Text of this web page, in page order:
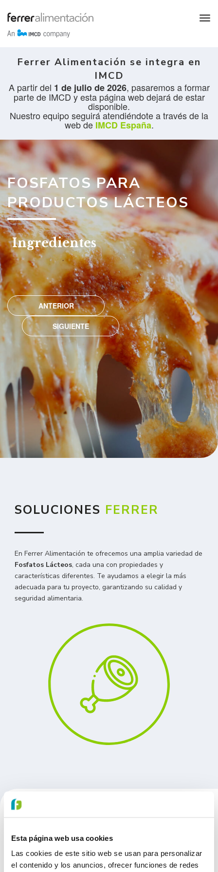
Esta página web usa cookies
Las cookies de este sitio web se usan para personalizar
el contenido y los anuncios, ofrecer funciones de redes
Ferrer Alimentación se integra en
IMCD
A partir del 1 de julio de 2026, pasaremos a formar
parte de IMCD y esta página web dejará de estar
disponible.
Nuestro equipo seguirá atendiéndote a través de la
web de IMCD España.
FOSFATOS PARA
PRODUCTOS LÁCTEOS
Ingredientes
ANTERIOR
SIGUIENTE
SOLUCIONES FERRER
En Ferrer Alimentación te ofrecemos una amplia variedad de
Fosfatos Lácteos, cada una con propiedades y
características diferentes. Te ayudamos a elegir la más
adecuada para tu proyecto, garantizando su calidad y
seguridad alimentaria.
PRODUCTOS